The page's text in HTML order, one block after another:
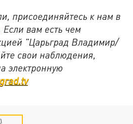
присоединяйтесь к нам в
Если вам есть чем
"Царьград Владимир/
свои наблюдения,
электронную